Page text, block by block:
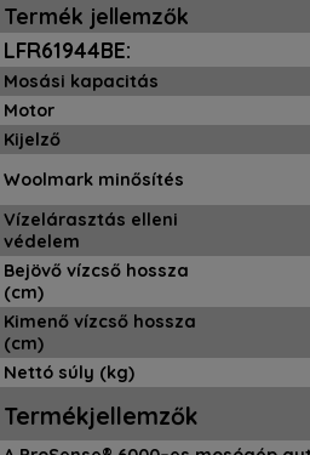
Termék jellemzők
LFR61944BE:
Mosási kapacitás
Motor
Kijelző
Woolmark minősítés
Vízelárasztás elleni
védelem
Bejövő vízcső hossza
(cm)
Kimenő vízcső hossza
(cm)
Nettó súly (kg)
Termékjellemzők